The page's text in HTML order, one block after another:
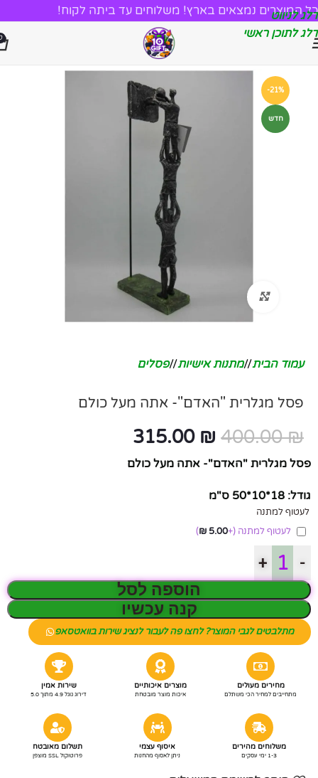
דלג לניווט
דלג לתוכן ראשי
כל המוצרים נמצאים בארץ! משלוחים עד ביתה לקוח!
-21%
חדש
לחץ להגדלה
עמוד הבית/ מתנות אישיות/ פסלים
פסל מגלרית "האדם"- אתה מעל כולם
400.00₪
315.00 ₪
פסל מגלרית "האדם"- אתה מעל כולם
גודל: 18*10*50 ס"מ
לעטוף למתנה
לעטוף למתנה (+
5.00
₪
)
-
+
הוספה לסל
קנה עכשיו
מתלבטים לגבי המוצר? לחצו פה לעבור לנציג שירות בוואטסאפ
מחירים מעולים
מתחייבים למחיר הכי משתלם
מוצרים איכותיים
איכות מוצר מובטחת
שירות אמין
דירוג גוגל 4.9 מתוך 5.0
משלוחים מהירים
1-3 ימי עסקים
איסוף עצמי
ניתן לאסוף מהחנות
תשלום מאובטח
פרוטוקול SSL מוצפן